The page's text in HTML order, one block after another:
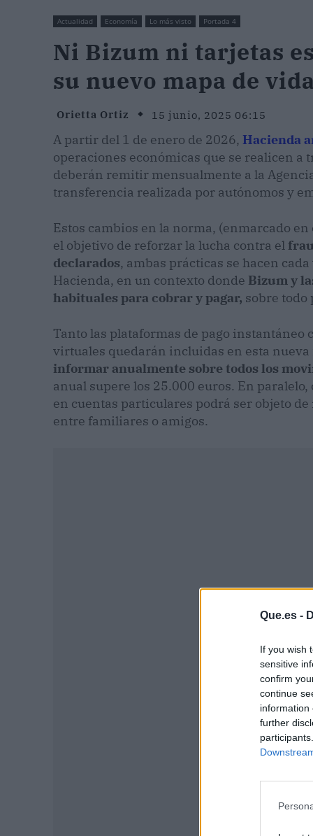
Que.es -
If you wish
sensitive
confirm
continue
information
further
Actualidad Economía Lo más visto Portada 4
Ni Bizum ni tarjetas
su nuevo mapa de
Orietta Ortiz 15 junio, 2025 06:15
A partir del 1 de enero de 2026, Hacienda
operaciones económicas que se realicen a
deberán remitir mensualmente a la
transferencia realizada por autónomos y
Estos cambios en la norma, (enmarcado
el objetivo de reforzar la lucha contra el
declarados, ambas prácticas se hacen
Hacienda, en un contexto donde Bizum y
habituales para cobrar y pagar, sobre todo
Tanto las plataformas de pago instantáneo
virtuales quedarán incluidas en esta
informar anualmente sobre todos los
anual supere los 25.000 euros. En
en cuentas particulares podrá ser objeto
entre familiares o amigos.